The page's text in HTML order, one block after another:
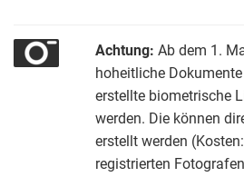
Achtung: Ab dem 1.
hoheitliche
erstellte biometrische
werden. Die können
erstellt werden
registrierten